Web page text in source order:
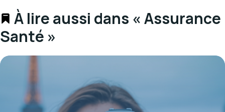
À lire aussi dans « Assurance
Santé »